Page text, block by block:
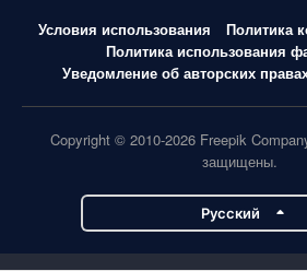
Условия использования
Политика
Политика использования
Уведомление об авторских
Copyright © 2010-2026 Freepik
защищены.
Pусский